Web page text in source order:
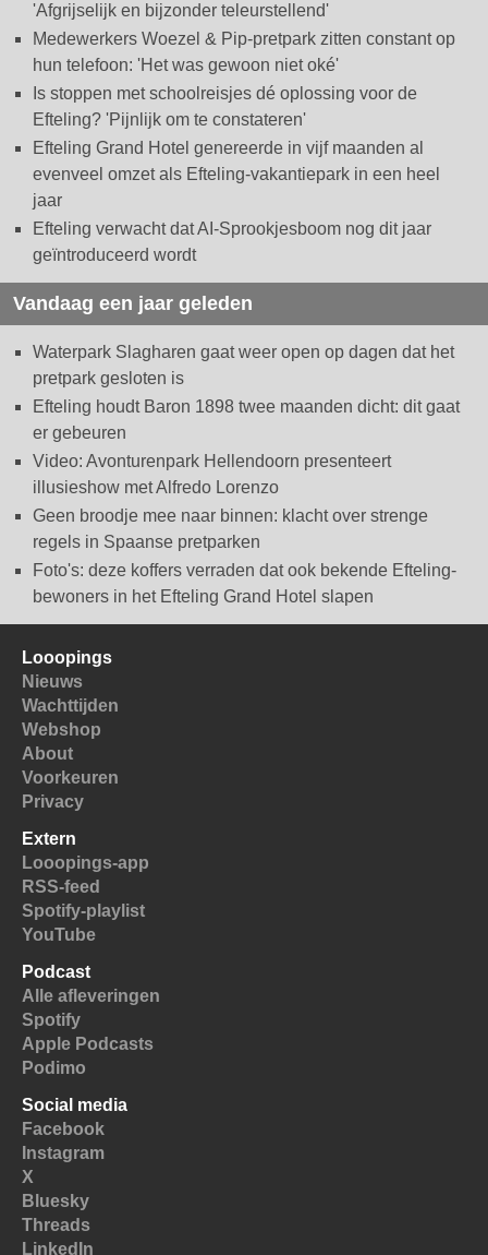
'Afgrijselijk en bijzonder teleurstellend'
Medewerkers Woezel & Pip-pretpark zitten constant op
hun telefoon: 'Het was gewoon niet oké'
Is stoppen met schoolreisjes dé oplossing voor de
Efteling? 'Pijnlijk om te constateren'
Efteling Grand Hotel genereerde in vijf maanden al
evenveel omzet als Efteling-vakantiepark in een heel
jaar
Efteling verwacht dat AI-Sprookjesboom nog dit jaar
geïntroduceerd wordt
Vandaag een jaar geleden
Waterpark Slagharen gaat weer open op dagen dat het
pretpark gesloten is
Efteling houdt Baron 1898 twee maanden dicht: dit gaat
er gebeuren
Video: Avonturenpark Hellendoorn presenteert
illusieshow met Alfredo Lorenzo
Geen broodje mee naar binnen: klacht over strenge
regels in Spaanse pretparken
Foto's: deze koffers verraden dat ook bekende Efteling-
bewoners in het Efteling Grand Hotel slapen
Looopings
Nieuws
Wachttijden
Webshop
About
Voorkeuren
Privacy
Extern
Looopings-app
RSS-feed
Spotify-playlist
YouTube
Podcast
Alle afleveringen
Spotify
Apple Podcasts
Podimo
Social media
Facebook
Instagram
X
Bluesky
Threads
LinkedIn